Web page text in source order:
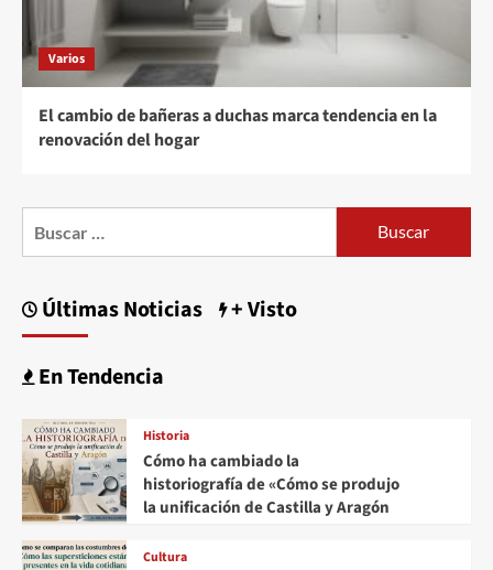
Varios
El cambio de bañeras a duchas marca tendencia en la
renovación del hogar
Últimas Noticias + Visto
En Tendencia
Historia
Cómo ha cambiado la
historiografía de «Cómo se produjo
la unificación de Castilla y Aragón
Cultura